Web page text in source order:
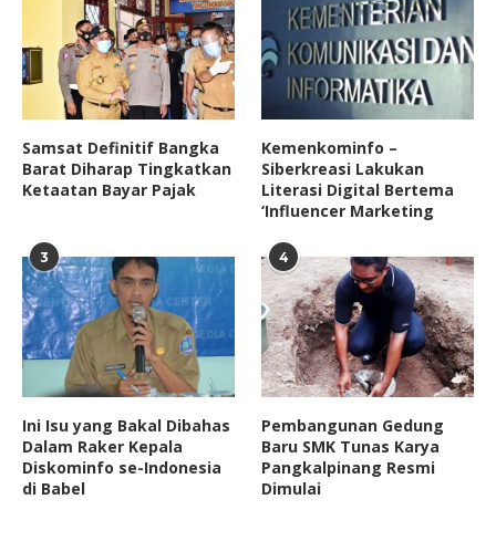
Samsat Definitif Bangka
Barat Diharap Tingkatkan
Ketaatan Bayar Pajak
Kemenkominfo –
Siberkreasi Lakukan
Literasi Digital Bertema
‘Influencer Marketing
3
Ini Isu yang Bakal Dibahas
Dalam Raker Kepala
Diskominfo se-Indonesia
di Babel
4
Pembangunan Gedung
Baru SMK Tunas Karya
Pangkalpinang Resmi
Dimulai